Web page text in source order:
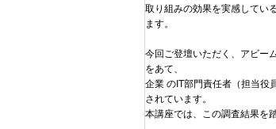
取り組みの効果を実感してい
ます。
今回ご登壇いただく、アビー
をあて、
企業 のIT部門責任者（担当役
されています。
本講座では、この調査結果を